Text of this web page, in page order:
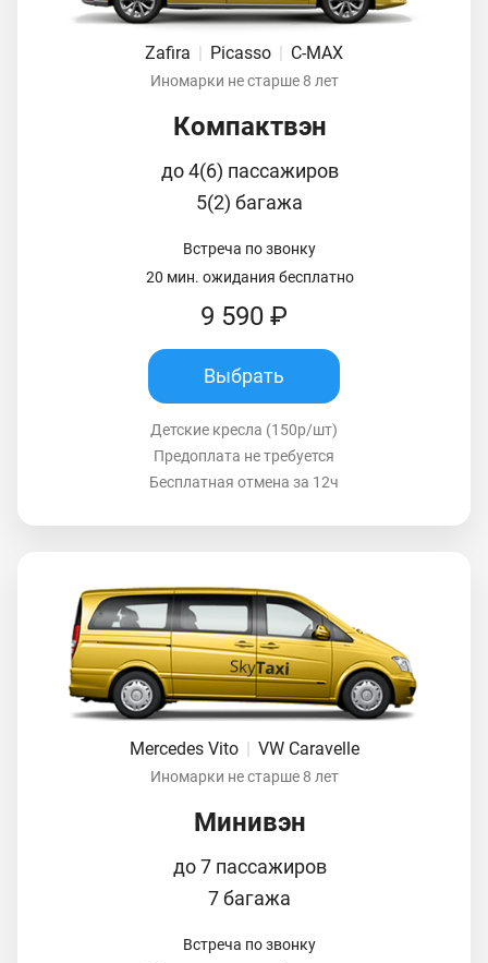
Zafira | Picasso | C-MAX
Иномарки не старше 8 лет
Компактвэн
до 4(6) пассажиров
5(2) багажа
Встреча по звонку
20 мин. ожидания бесплатно
9 590 ₽
Выбрать
Детские кресла (150р/шт)
Предоплата не требуется
Бесплатная отмена за 12ч
Mercedes Vito VW Caravelle
Иномарки не старше 8 лет
Минивэн
до 7 пассажиров
7 багажа
Встреча по звонку